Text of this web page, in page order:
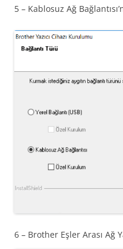
5 – Kablosuz Ağ
6 – Brother Eşler Arası Ağ